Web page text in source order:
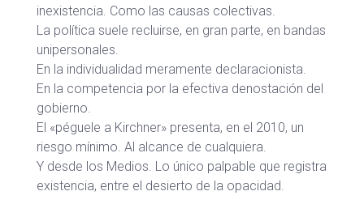
inexistencia. Como las causas colectivas.
La política suele recluirse, en gran parte, en bandas
unipersonales.
En la individualidad meramente declaracionista.
En la competencia por la efectiva denostación del
gobierno.
El «péguele a Kirchner» presenta, en el 2010, un
riesgo mínimo. Al alcance de cualquiera.
Y desde los Medios. Lo único palpable que registra
existencia, entre el desierto de la opacidad.